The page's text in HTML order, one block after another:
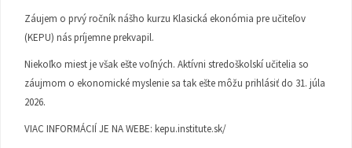
Záujem o prvý ročník nášho kurzu Klasická ekonómia pre učiteľov
(KEPU) nás príjemne prekvapil.
Niekoľko miest je však ešte voľných. Aktívni stredoškolskí učitelia so
záujmom o ekonomické myslenie sa tak ešte môžu prihlásiť do 31. júla
2026.
VIAC INFORMÁCIÍ JE NA WEBE: kepu.institute.sk/